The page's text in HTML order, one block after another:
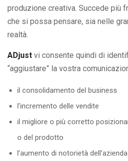
produzione creativa. Succede più
che si possa pensare, sia nelle
realtà.
ADjust vi consente quindi di
“aggiustare” la vostra
il consolidamento del business
l’incremento delle vendite
il migliore o più corretto
o del prodotto
l’aumento di notorietà dell’azienda